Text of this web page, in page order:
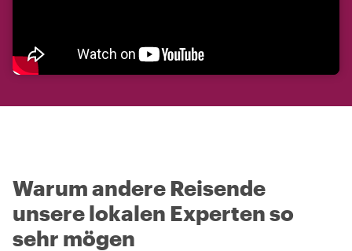
Warum andere Reisende
unsere lokalen Experten so
sehr mögen